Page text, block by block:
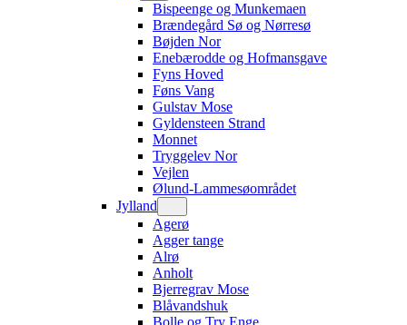
Bispeenge og Munkemaen
Brændegård Sø og Nørresø
Bøjden Nor
Enebærodde og Hofmansgave
Fyns Hoved
Føns Vang
Gulstav Mose
Gyldensteen Strand
Monnet
Tryggelev Nor
Vejlen
Ølund-Lammesøområdet
Jylland
Agerø
Agger tange
Alrø
Anholt
Bjerregrav Mose
Blåvandshuk
Bolle og Try Enge